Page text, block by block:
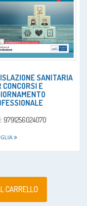
SANITARIA
CONCORSI E
9791256024070
CARRELLO